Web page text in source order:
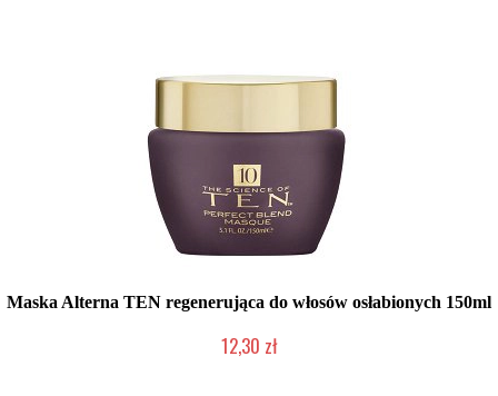
Maska Alterna TEN regenerująca do włosów osłabionych 150ml
12,30 zł